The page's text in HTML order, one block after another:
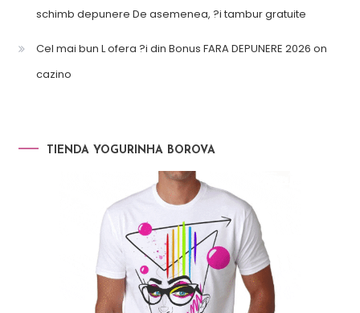
schimb depunere De asemenea, ?i tambur gratuite
Cel mai bun L ofera ?i din Bonus FARA DEPUNERE 2026 on
cazino
TIENDA YOGURINHA BOROVA